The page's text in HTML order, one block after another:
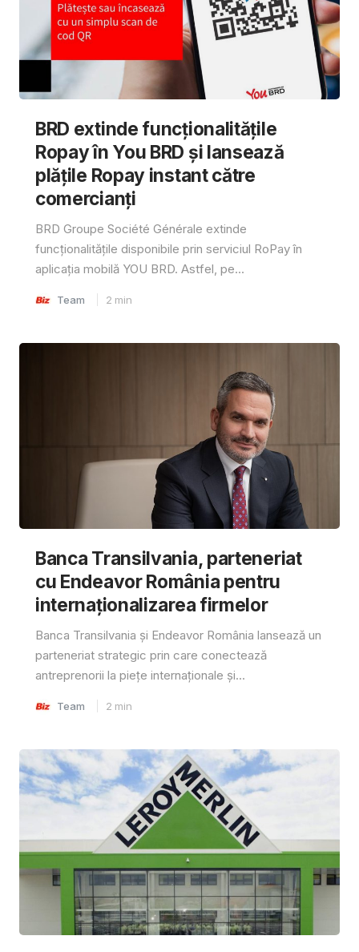
BRD extinde funcționalitățile
Ropay în You BRD și lansează
plățile Ropay instant către
comercianți
BRD Groupe Société Générale extinde
funcționalitățile disponibile prin serviciul RoPay în
aplicația mobilă YOU BRD. Astfel, pe...
Team 2 min
Banca Transilvania, parteneriat
cu Endeavor România pentru
internaționalizarea firmelor
Banca Transilvania și Endeavor România lansează un
parteneriat strategic prin care conectează
antreprenorii la piețe internaționale și...
Team 2 min